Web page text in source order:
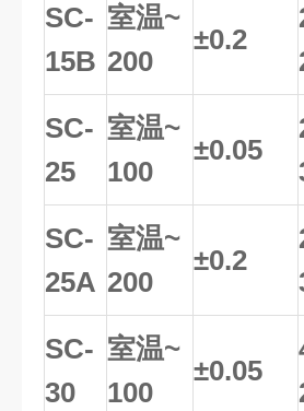
SC-
15B
室温~
200
±0.2
SC-
25
室温~
100
±0.05
SC-
25A
室温~
200
±0.2
SC-
30
室温~
100
±0.05